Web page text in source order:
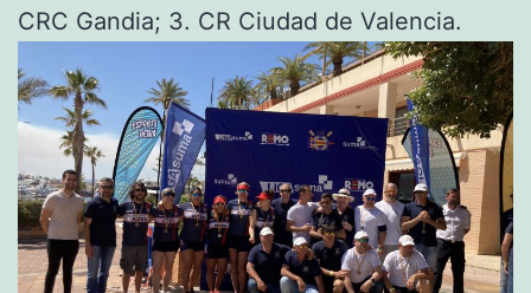
CRC Gandia; 3. CR Ciudad de Valencia.